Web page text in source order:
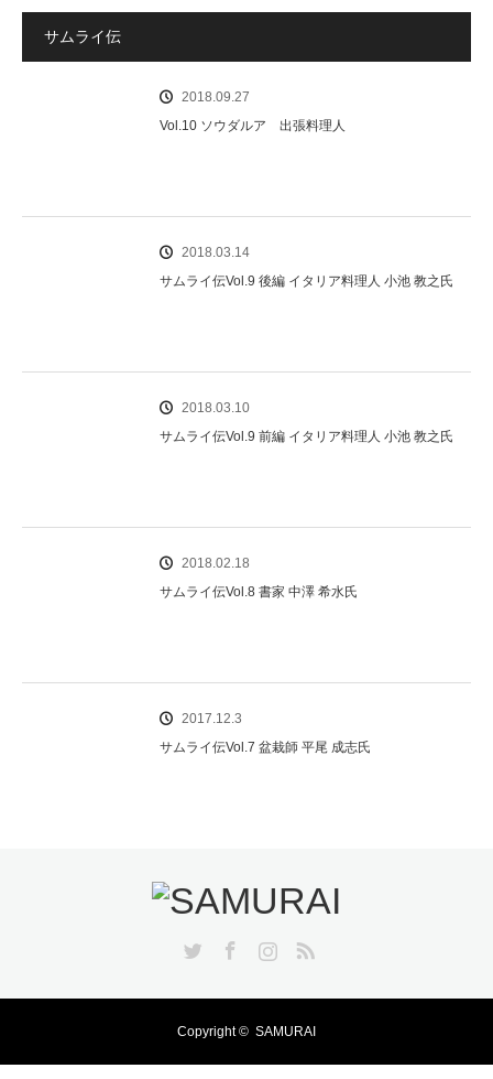
サムライ伝
2018.09.27
Vol.10 ソウダルア 出張料理人
2018.03.14
サムライ伝Vol.9 後編 イタリア料理人 小池 教之氏
2018.03.10
サムライ伝Vol.9 前編 イタリア料理人 小池 教之氏
2018.02.18
サムライ伝Vol.8 書家 中澤 希水氏
2017.12.3
サムライ伝Vol.7 盆栽師 平尾 成志氏
Copyright © SAMURAI